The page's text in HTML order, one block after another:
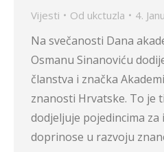
Vijesti Od ukctuzla 4.
Na svečanosti Dana
Osmanu Sinanoviću
članstva i značka
znanosti Hrvatske. To je
dodjeljuje pojedincima
doprinose u razvoju